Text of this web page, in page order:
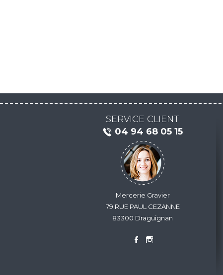
SERVICE CLIENT
04 94 68 05 15
Mercerie Gravier
79 RUE PAUL CEZANNE
83300 Draguignan